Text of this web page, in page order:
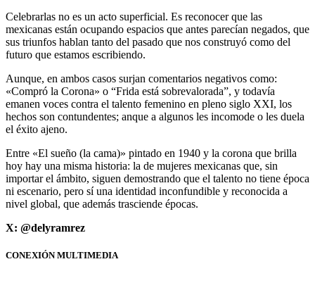
Celebrarlas no es un acto superficial. Es reconocer que las
mexicanas están ocupando espacios que antes parecían negados, que
sus triunfos hablan tanto del pasado que nos construyó como del
futuro que estamos escribiendo.
Aunque, en ambos casos surjan comentarios negativos como:
«Compró la Corona» o “Frida está sobrevalorada”, y todavía
emanen voces contra el talento femenino en pleno siglo XXI, los
hechos son contundentes; anque a algunos les incomode o les duela
el éxito ajeno.
Entre «El sueño (la cama)» pintado en 1940 y la corona que brilla
hoy hay una misma historia: la de mujeres mexicanas que, sin
importar el ámbito, siguen demostrando que el talento no tiene época
ni escenario, pero sí una identidad inconfundible y reconocida a
nivel global, que además trasciende épocas.
X: @delyramrez
CONEXIÓN MULTIMEDIA